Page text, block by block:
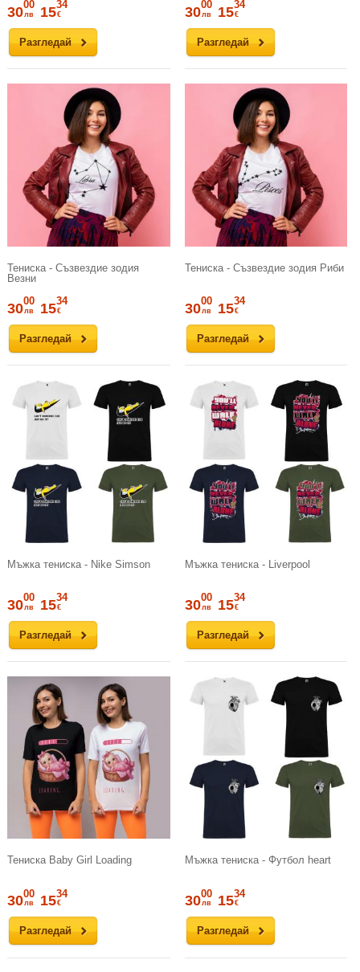
Разгледай
3000
лв 1534
€
Разгледай
3000
лв 1534
€
Тениска - Съзвездие зодия
Везни
Разгледай
3000
лв 1534
€
Тениска - Съзвездие зодия Риби
Разгледай
3000
лв 1534
€
Мъжка тениска - Nike Simson
Разгледай
3000
лв 1534
€
Мъжка тениска - Liverpool
Разгледай
3000
лв 1534
€
Тениска Baby Girl Loading
Разгледай
3000
лв 1534
€
Мъжка тениска - Футбол heart
Разгледай
3000
лв 1534
€